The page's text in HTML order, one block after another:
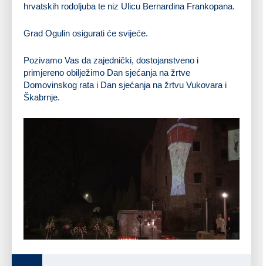
hrvatskih rodoljuba te niz Ulicu Bernardina Frankopana.
Grad Ogulin osigurati će svijeće.
Pozivamo Vas da zajednički, dostojanstveno i
primjereno obilježimo Dan sjećanja na žrtve
Domovinskog rata i Dan sjećanja na žrtvu Vukovara i
Škabrnje.